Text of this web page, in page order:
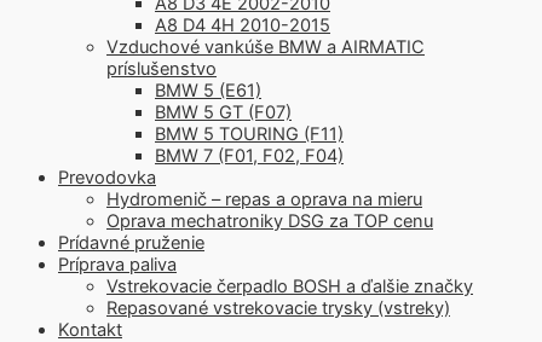
A8 D4 4H 2010-2015
Vzduchové vankúše BMW a AIRMATIC
príslušenstvo
BMW 5 (E61)
BMW 5 GT (F07)
BMW 5 TOURING (F11)
BMW 7 (F01, F02, F04)
Prevodovka
Hydromenič – repas a oprava na mieru
Oprava mechatroniky DSG za TOP cenu
Prídavné pruženie
Príprava paliva
Vstrekovacie čerpadlo BOSH a ďalšie značky
Repasované vstrekovacie trysky (vstreky)
Kontakt